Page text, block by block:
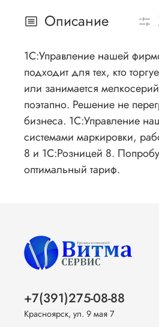
Описание
1С:Управление нашей
подходит для тех, кто
или занимается
поэтапно. Решение не
бизнеса. 1С:Управление
системами маркировки,
8 и 1С:Розницей 8.
оптимальный тариф.
+7(391)275-08-88
Красноярск, ул. 9 мая 7